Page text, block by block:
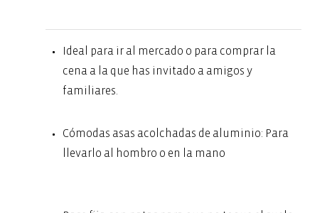
Ideal para ir al mercado o para comprar la
cena a la que has invitado a amigos y
familiares.
Cómodas asas acolchadas de aluminio: Para
llevarlo al hombro o en la mano